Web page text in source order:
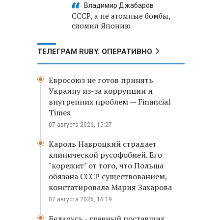
Владимир Джабаров
СССР, а не атомные бомбы,
сломил Японию
ТЕЛЕГРАМ RUBY. ОПЕРАТИВНО
Евросоюз не готов принять
Украину из-за коррупции и
внутренних проблем — Financial
Times
07 августа 2026, 15:27
Кароль Навроцкий страдает
клинической русофобией. Его
"корежит" от того, что Польша
обязана СССР существованием,
констатировала Мария Захарова
07 августа 2026, 16:19